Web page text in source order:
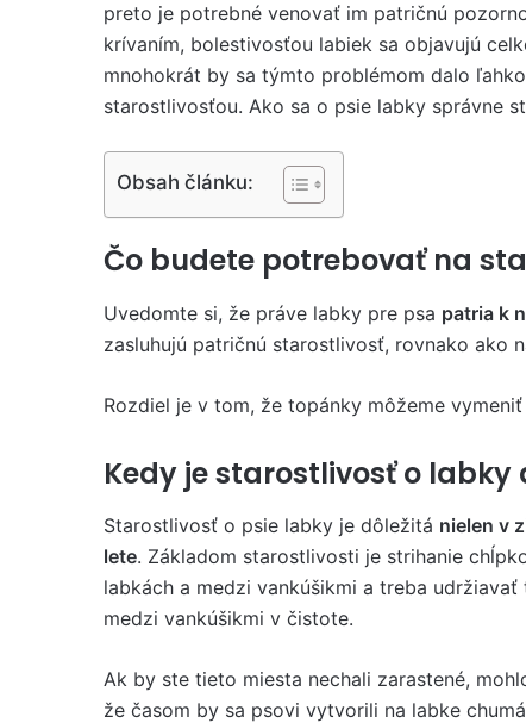
preto je potrebné venovať im patričnú
krívaním, bolestivosťou labiek sa objavujú
mnohokrát by sa týmto problémom dalo
starostlivosťou. Ako sa o psie labky správne
Obsah článku:
Čo budete potrebovať na
Uvedomte si, že práve labky pre psa patria k
zasluhujú patričnú starostlivosť, rovnako ako
Rozdiel je v tom, že topánky môžeme
Kedy je starostlivosť o labky
Starostlivosť o psie labky je dôležitá nielen v
lete. Základom starostlivosti je strihanie
labkách a medzi vankúšikmi a treba udržiavať
medzi vankúšikmi v čistote.
Ak by ste tieto miesta nechali zarastené,
že časom by sa psovi vytvorili na labke